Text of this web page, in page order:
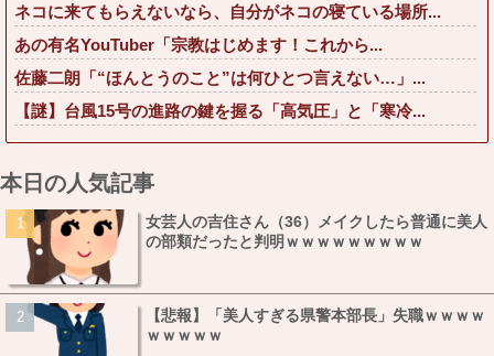
ネコに来てもらえないなら、自分がネコの寝ている場所...
あの有名YouTuber「宗教はじめます！これから...
佐藤二朗「“ほんとうのこと”は何ひとつ言えない…」...
【謎】台風15号の進路の鍵を握る「高気圧」と「寒冷...
本日の人気記事
女芸人の吉住さん（36）メイクしたら普通に美人
の部類だったと判明ｗｗｗｗｗｗｗｗｗ
【悲報】「美人すぎる県警本部長」失職ｗｗｗｗ
ｗｗｗｗｗ